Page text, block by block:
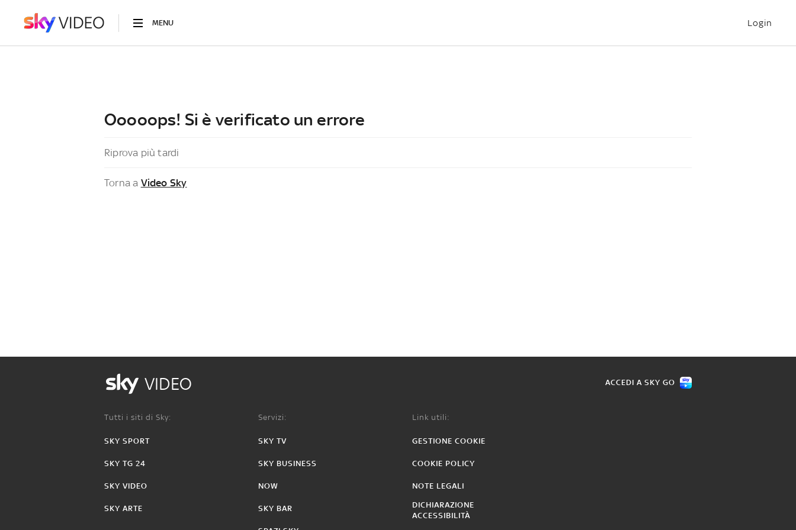
MENU Login
Ooooops! Si è verificato un errore
Riprova più tardi
Torna a Video Sky
VIDEO ACCEDI A SKY GO
Tutti i siti di Sky:
SKY SPORT
SKY TG 24
SKY VIDEO
SKY ARTE
Servizi:
SKY TV
SKY BUSINESS
NOW
SKY BAR
Link utili:
GESTIONE COOKIE
COOKIE POLICY
NOTE LEGALI
DICHIARAZIONE
ACCESSIBILITÀ